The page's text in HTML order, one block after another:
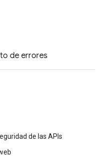
de errores
de las APIs